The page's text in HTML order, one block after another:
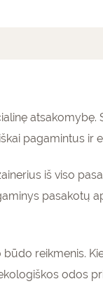
atsakomybę.
pagamintus ir
iš viso
pasakotų
reikmenis.
odos